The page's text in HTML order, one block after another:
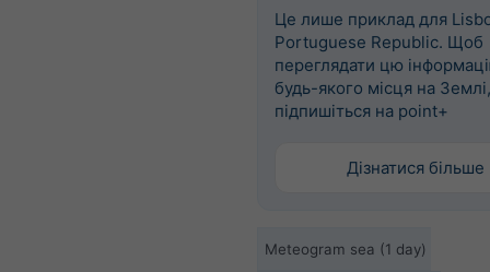
Це лише приклад для
Portuguese Republic. Щоб
переглядати цю
будь-якого місця на Землі,
підпишіться на point+
Дізнатися більше
Meteogram sea (1 day)